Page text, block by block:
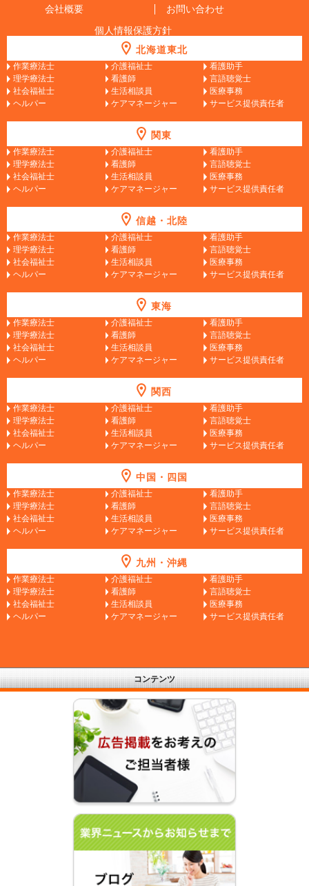
会社概要
お問い合わせ
個人情報保護方針
北海道東北
作業療法士 介護福祉士
看護助手
理学療法士
看護師
言語聴覚士
社会福祉士
生活相談員
医療事務
ヘルパー
ケアマネージャー サービス提供責任者
関東
作業療法士 介護福祉士
看護助手
理学療法士
看護師
言語聴覚士
社会福祉士
生活相談員
医療事務
ヘルパー
ケアマネージャー サービス提供責任者
信越・北陸
作業療法士 介護福祉士
看護助手
理学療法士
看護師
言語聴覚士
社会福祉士
生活相談員
医療事務
ヘルパー
ケアマネージャー サービス提供責任者
東海
作業療法士 介護福祉士
看護助手
理学療法士
看護師
言語聴覚士
社会福祉士
生活相談員
医療事務
ヘルパー
ケアマネージャー サービス提供責任者
関西
作業療法士 介護福祉士
看護助手
理学療法士
看護師
言語聴覚士
社会福祉士
生活相談員
医療事務
ヘルパー
ケアマネージャー サービス提供責任者
中国・四国
作業療法士 介護福祉士
看護助手
理学療法士
看護師
言語聴覚士
社会福祉士
生活相談員
医療事務
ヘルパー
ケアマネージャー サービス提供責任者
九州・沖縄
作業療法士 介護福祉士
看護助手
理学療法士
看護師
言語聴覚士
社会福祉士
生活相談員
医療事務
ヘルパー
ケアマネージャー サービス提供責任者
コンテンツ